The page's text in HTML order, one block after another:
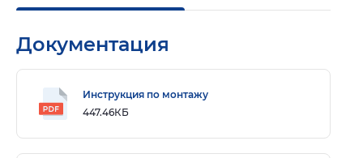
Документация
Инструкция по монтажу
447.46КБ